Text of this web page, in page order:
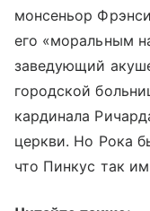
монсеньор
его «моральным
заведующий
городской
кардинала
церкви. Но Рока
что Пинкус так